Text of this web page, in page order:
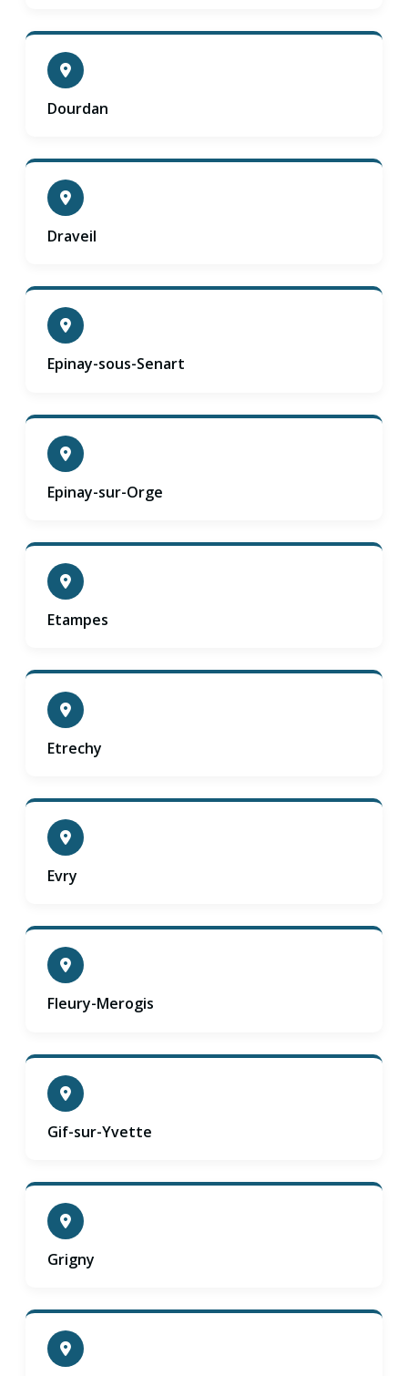
Dourdan
Draveil
Epinay-sous-Senart
Epinay-sur-Orge
Etampes
Etrechy
Evry
Fleury-Merogis
Gif-sur-Yvette
Grigny